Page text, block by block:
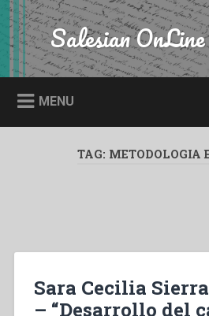
Skip
to
content
Search Salesian
MENU
TAG: METODOLOGIA
Sara Cecilia
– “Desarrollo del